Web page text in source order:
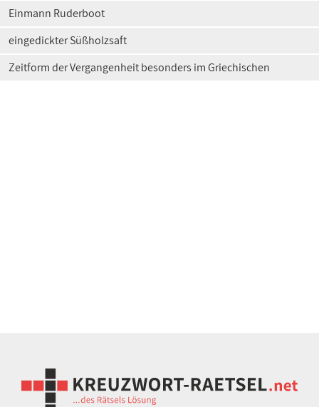
Einmann Ruderboot
eingedickter Süßholzsaft
Zeitform der Vergangenheit besonders im Griechischen